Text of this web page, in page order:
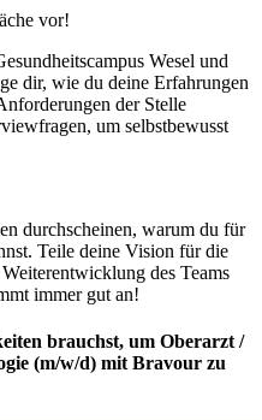
vor!
Wesel und
dir, wie du deine Erfahrungen
der Stelle
um selbstbewusst
durchscheinen, warum du für
Teile deine Vision für die
des Teams
immer gut an!
brauchst, um Oberarzt /
(m/w/d) mit Bravour zu